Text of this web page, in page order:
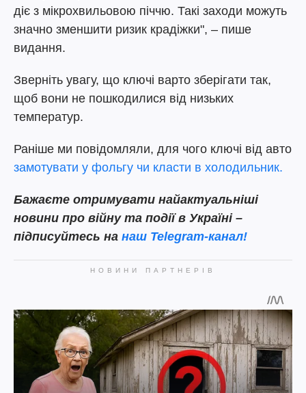
діє з мікрохвильовою піччю. Такі заходи можуть
значно зменшити ризик крадіжки", – пише
видання.
Зверніть увагу, що ключі варто зберігати так,
щоб вони не пошкодилися від низьких
температур.
Раніше ми повідомляли, для чого ключі від авто
замотувати у фольгу чи класти в холодильник.
Бажаєте отримувати найактуальніші
новини про війну та події в Україні –
підписуйтесь на наш Telegram-канал!